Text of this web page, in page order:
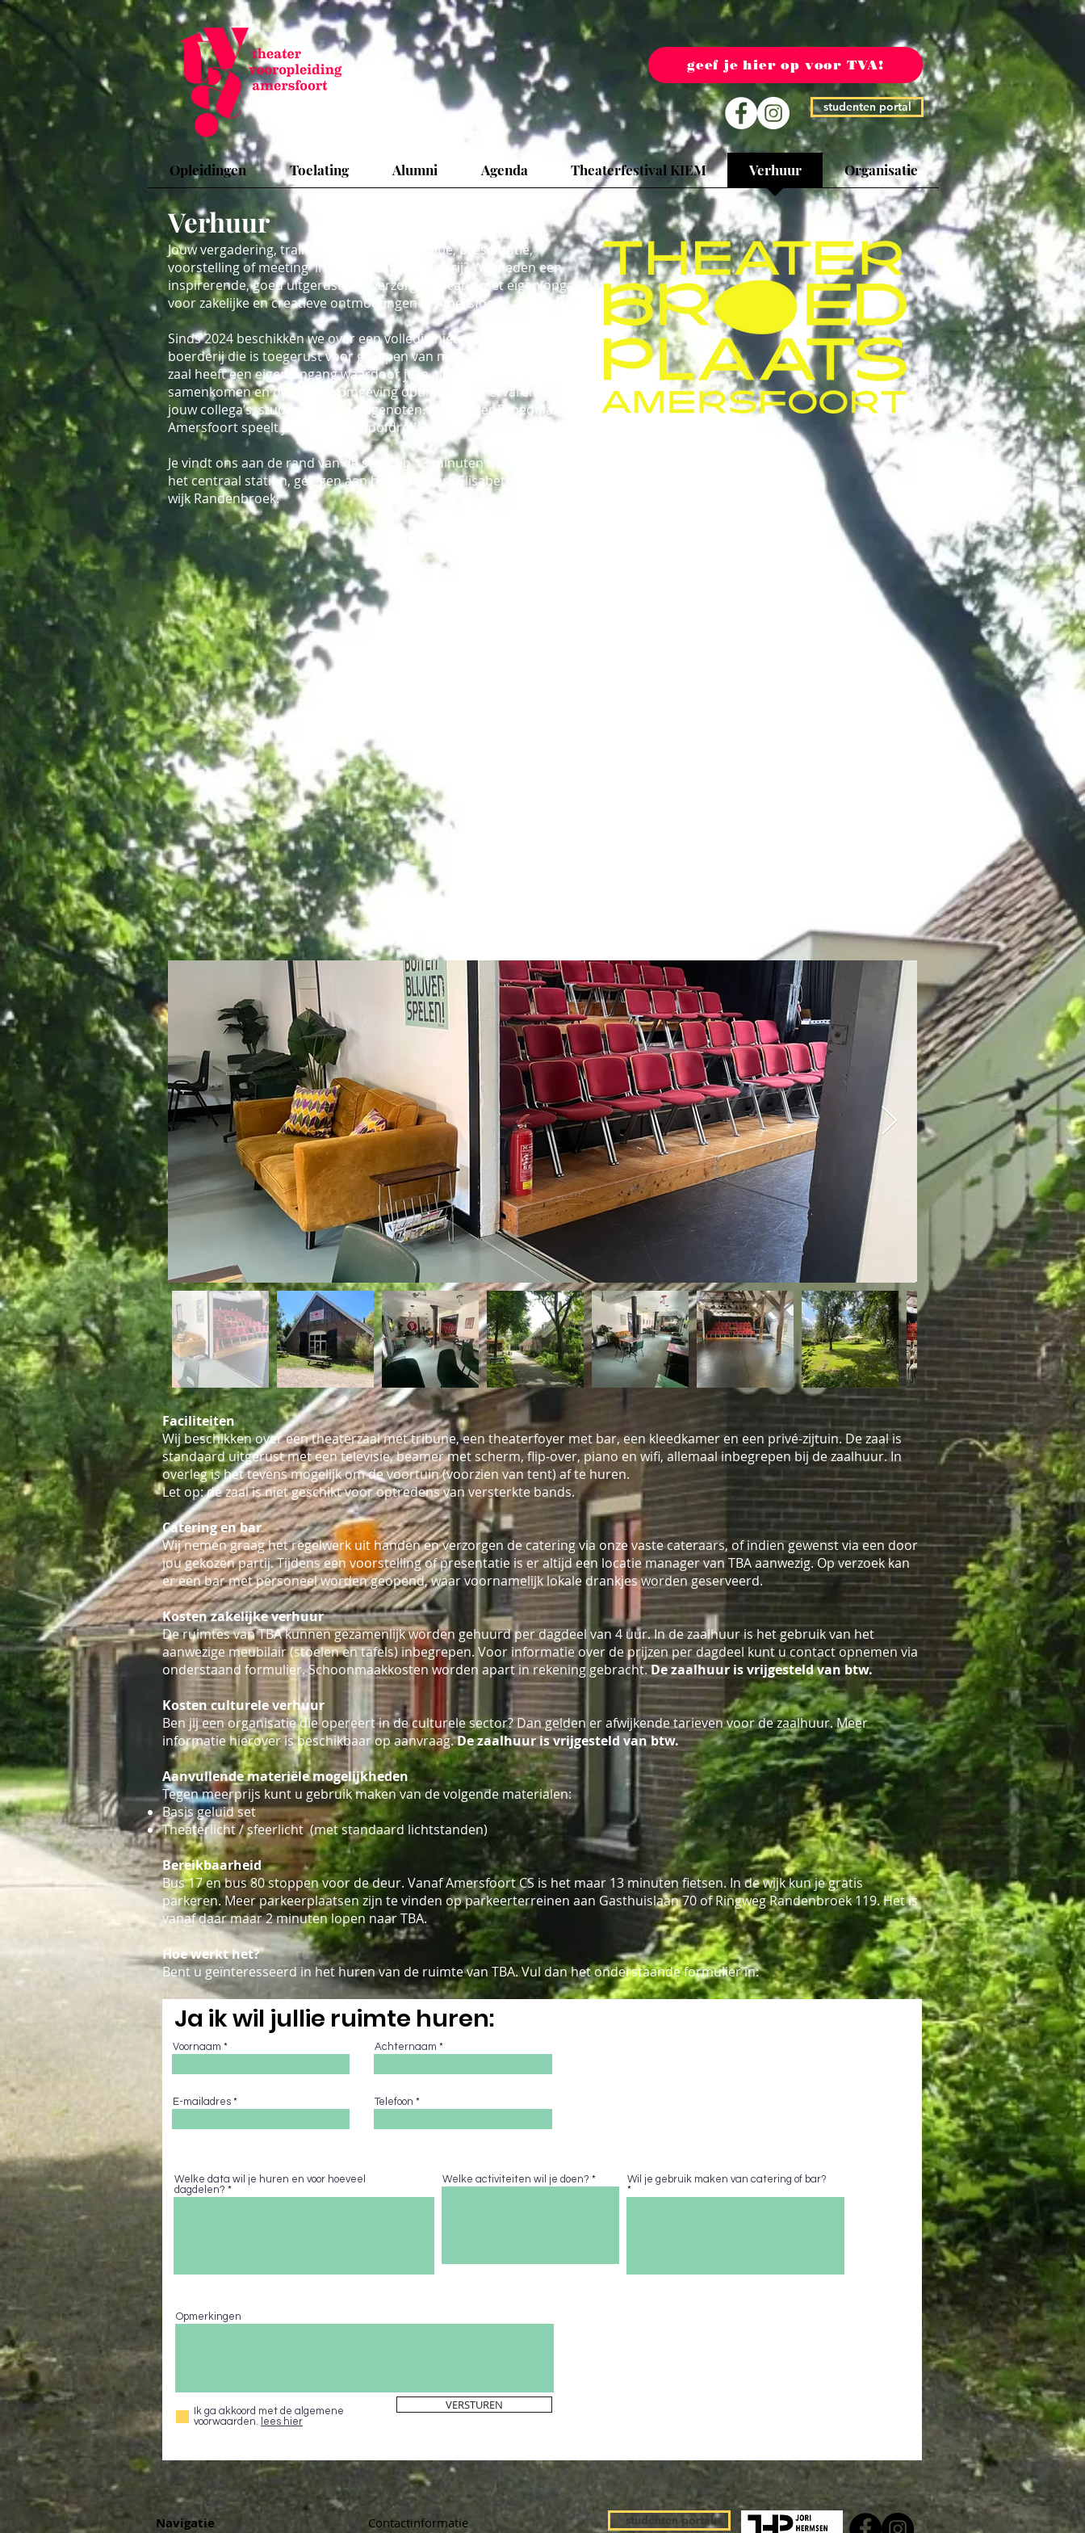
geef je hier op voor TVA!
studenten portal
Opleidingen Toelating Alumni Agenda Theaterfestival KIEM Verhuur Organisatie
Verhuur
Jouw vergadering, training, workshop, repetitie, presentatie,
voorstelling of meeting in onze theaterboerderij?Wij bieden een
inspirerende, goed uitgeruste en verzorgde locatie met eigen opgang
voor zakelijke en creatieve ontmoetingen in Amersfoort.
Sinds 2024 beschikken we over een volledig nieuw ingerichte
boerderij die is toegerust voor groepen van max. 100 personen. De
zaal heeft een eigen opgang waardoor je in alle rust kunt
samenkomen en de groene omgeving optimaal kunt ervaren met
jouw collega’s, studenten of teamgenoten. Bij Theater Broedplaats
Amersfoort speelt jou event de hoofdrol!
Je vindt ons aan de rand van de stad, op 13 minuten fietsafstand van
het centraal station, gelegen aan het stadspark Elisabeth Groen in de
wijk Randenbroek.
Faciliteiten
Wij beschikken over een theaterzaal met tribune, een theaterfoyer met bar, een kleedkamer en een privé-zijtuin. De zaal is
standaard uitgerust met een televisie, beamer met scherm, flip-over, piano en wifi, allemaal inbegrepen bij de zaalhuur. In
overleg is het tevens mogelijk om de voortuin (voorzien van tent) af te huren.
Let op: de zaal is niet geschikt voor optredens van versterkte bands.
Catering en bar
Wij nemen graag het regelwerk uit handen en verzorgen de catering via onze vaste cateraars, of indien gewenst via een door
jou gekozen partij. Tijdens een voorstelling of presentatie is er altijd een locatie manager van TBA aanwezig. Op verzoek kan
er een bar met personeel worden geopend, waar voornamelijk lokale drankjes worden geserveerd.
Kosten zakelijke verhuur
De ruimtes van TBA kunnen gezamenlijk worden gehuurd per dagdeel van 4 uur. In de zaalhuur is het gebruik van het
aanwezige meubilair (stoelen en tafels) inbegrepen. Voor informatie over de prijzen per dagdeel kunt u contact opnemen via
onderstaand formulier. Schoonmaakkosten worden apart in rekening gebracht.De zaalhuur is vrijgesteld van btw.
Kosten culturele verhuur
Ben jij een organisatie die opereert in de culturele sector? Dan gelden er afwijkende tarieven voor de zaalhuur. Meer
informatie hierover is beschikbaar op aanvraag.De zaalhuur is vrijgesteld van btw.
Aanvullende materiële mogelijkheden
Tegen meerprijs kunt u gebruik maken van de volgende materialen:
Basis geluid set
Theaterlicht / sfeerlicht (met standaard lichtstanden)
Bereikbaarheid
Bus 17 en bus 80 stoppen voor de deur. Vanaf Amersfoort CS is het maar 13 minuten fietsen. In de wijk kun je gratis
parkeren. Meer parkeerplaatsen zijn te vinden op parkeerterreinen aan Gasthuislaan 70 of Ringweg Randenbroek 119. Het is
vanaf daar maar 2 minuten lopen naar TBA.
Hoe werkt het?
Bent u geïnteresseerd in het huren van de ruimte van TBA. Vul dan het onderstaande formulier in:
Ja ik wil jullie ruimte huren:
Voornaam Achternaam
E-mailadres Telefoon
Welke data wil je huren en voor hoeveel
dagdelen?
Welke activiteiten wil je doen? Wil je gebruik maken van catering of bar?
Opmerkingen
Ik ga akkoord met de algemene
voorwaarden. lees hier
VERSTUREN
Navigatie
Contactinformatie
studenten portal